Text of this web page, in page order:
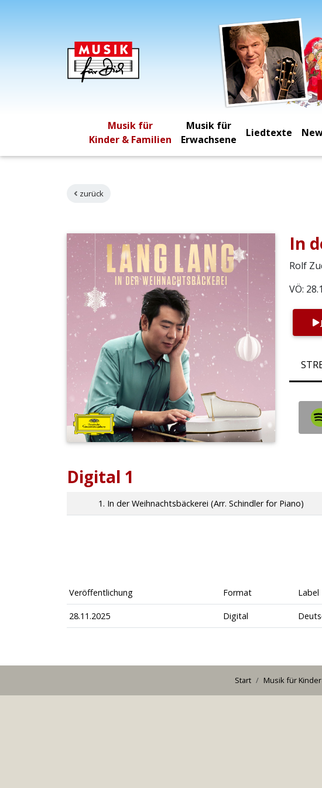
Musik für
Kinder & Familien
Musik für
Erwachsene
Liedtexte
zurück
In
Rolf
VÖ:
Digital 1
1. In der Weihnachtsbäckerei (Arr. Schindler for Piano)
Veröffentlichung Format Label
28.11.2025 Digital
Start Musik für